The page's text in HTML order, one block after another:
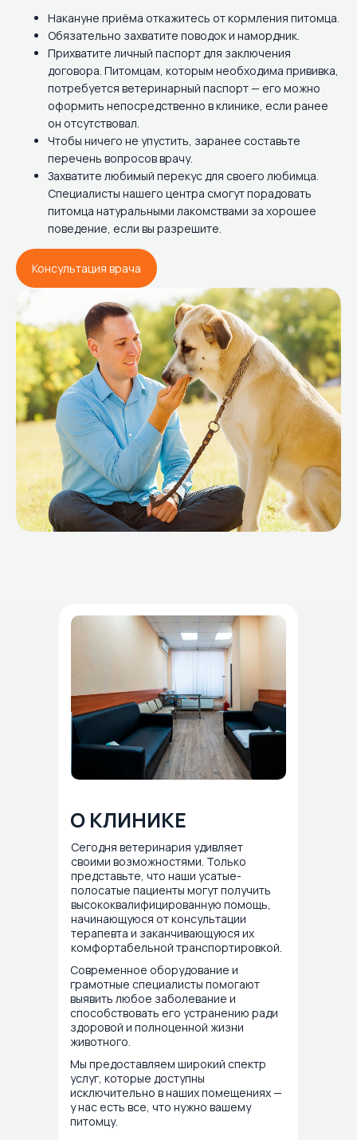
Накануне приёма откажитесь от кормления питомца.
Обязательно захватите поводок и намордник.
Прихватите личный паспорт для заключения
договора. Питомцам, которым необходима прививка,
потребуется ветеринарный паспорт — его можно
оформить непосредственно в клинике, если ранее
он отсутствовал.
Чтобы ничего не упустить, заранее составьте
перечень вопросов врачу.
Захватите любимый перекус для своего любимца.
Специалисты нашего центра смогут порадовать
питомца натуральными лакомствами за хорошее
поведение, если вы разрешите.
Консультация врача
О КЛИНИКЕ
Сегодня ветеринария удивляет
своими возможностями. Только
представьте, что наши усатые-
полосатые пациенты могут получить
высококвалифицированную помощь,
начинающуюся от консультации
терапевта и заканчивающуюся их
комфортабельной транспортировкой.
Современное оборудование и
грамотные специалисты помогают
выявить любое заболевание и
способствовать его устранению ради
здоровой и полноценной жизни
животного.
Мы предоставляем широкий спектр
услуг, которые доступны
исключительно в наших помещениях —
у нас есть все, что нужно вашему
питомцу.